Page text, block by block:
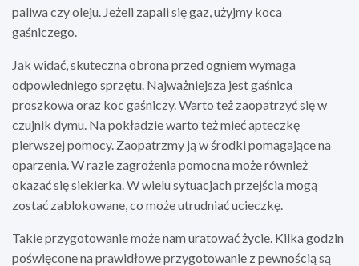
paliwa czy oleju. Jeżeli zapali się gaz, użyjmy koca
gaśniczego.
Jak widać, skuteczna obrona przed ogniem wymaga
odpowiedniego sprzętu. Najważniejsza jest gaśnica
proszkowa oraz koc gaśniczy. Warto też zaopatrzyć się w
czujnik dymu. Na pokładzie warto też mieć apteczkę
pierwszej pomocy. Zaopatrzmy ją w środki pomagające na
oparzenia. W razie zagrożenia pomocna może również
okazać się siekierka. W wielu sytuacjach przejścia mogą
zostać zablokowane, co może utrudniać ucieczkę.
Takie przygotowanie może nam uratować życie. Kilka godzin
poświęcone na prawidłowe przygotowanie z pewnością są